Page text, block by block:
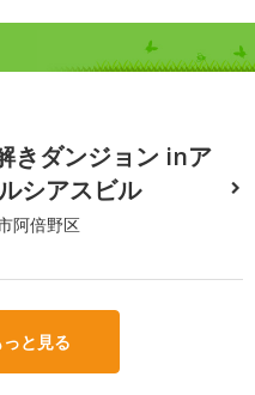
きダンジョン inア
シアスビル
阿倍野区
と見る